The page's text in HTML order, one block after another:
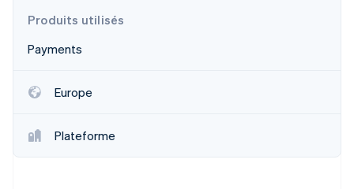
Stripe Sessions 2026
Regarder la vidéo
Produits utilisés
Payments
Europe
Plateforme